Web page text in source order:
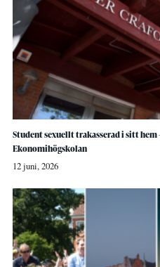
Student sexuellt trakasserad i sitt hem
Ekonomihögskolan
12 juni, 2026